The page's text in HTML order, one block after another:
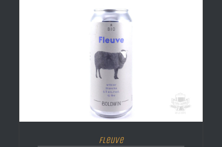
Fleuve